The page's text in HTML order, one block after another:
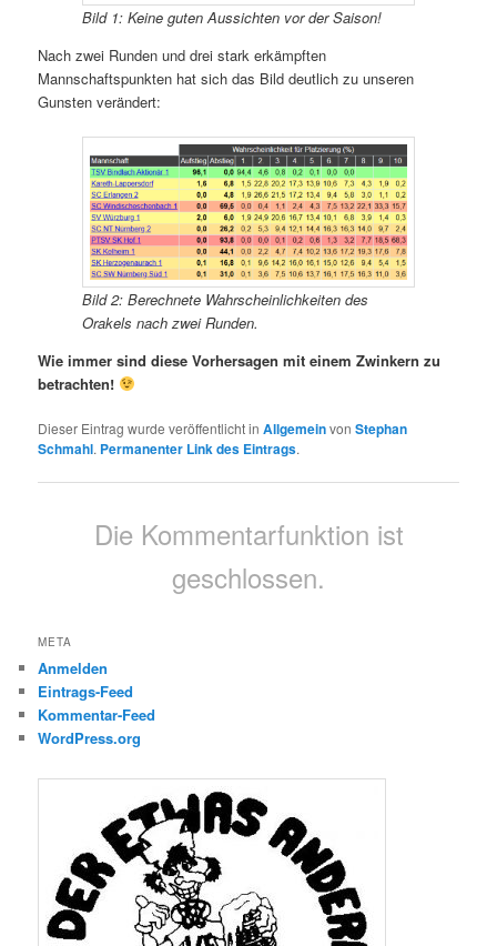
Bild 1: Keine guten Aussichten vor der Saison!
Nach zwei Runden und drei stark erkämpften
Mannschaftspunkten hat sich das Bild deutlich zu unseren
Gunsten verändert:
Bild 2: Berechnete Wahrscheinlichkeiten des
Orakels nach zwei Runden.
Wie immer sind diese Vorhersagen mit einem Zwinkern zu
betrachten!
Dieser Eintrag wurde veröffentlicht inAllgemeinvonStephan
Schmahl. Permanenter Link des Eintrags.
Die Kommentarfunktion ist
geschlossen.
META
Anmelden
Eintrags-Feed
Kommentar-Feed
WordPress.org